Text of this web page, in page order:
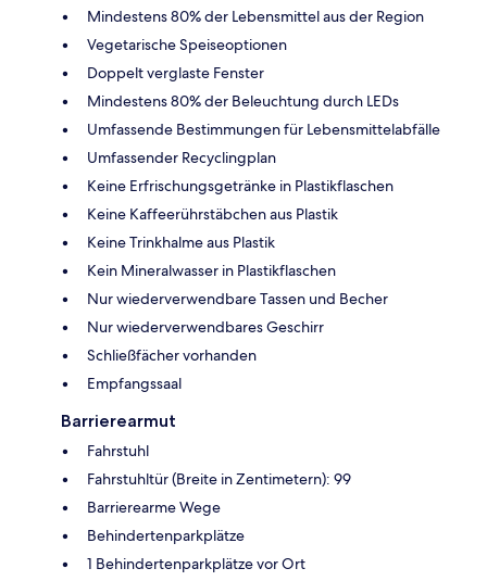
Mindestens 80% der Lebensmittel aus der Region
Vegetarische Speiseoptionen
Doppelt verglaste Fenster
Mindestens 80% der Beleuchtung durch LEDs
Umfassende Bestimmungen für Lebensmittelabfälle
Umfassender Recyclingplan
Keine Erfrischungsgetränke in Plastikflaschen
Keine Kaffeerührstäbchen aus Plastik
Keine Trinkhalme aus Plastik
Kein Mineralwasser in Plastikflaschen
Nur wiederverwendbare Tassen und Becher
Nur wiederverwendbares Geschirr
Schließfächer vorhanden
Empfangssaal
Barrierearmut
Fahrstuhl
Fahrstuhltür (Breite in Zentimetern): 99
Barrierearme Wege
Behindertenparkplätze
1 Behindertenparkplätze vor Ort